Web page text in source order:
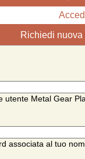
Richiedi nuova
utente Metal Gear
associata al tuo